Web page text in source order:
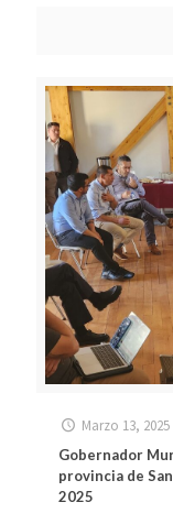
Marzo 13, 2025
Gobernador
provincia de
2025